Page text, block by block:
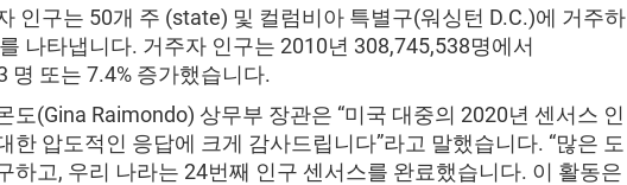
인구는 50개 주 (state) 및 컬럼비아 특별구(워싱턴 D.C.)에 거주하
나타냅니다. 거주자 인구는 2010년 308,745,538명에서
명 또는 7.4% 증가했습니다.
도(Gina Raimondo) 상무부 장관은 “미국 대중의 2020년 센서스 인
한 압도적인 응답에 크게 감사드립니다”라고 말했습니다. “많은 도
하고, 우리 나라는 24번째 인구 센서스를 완료했습니다. 이 활동은